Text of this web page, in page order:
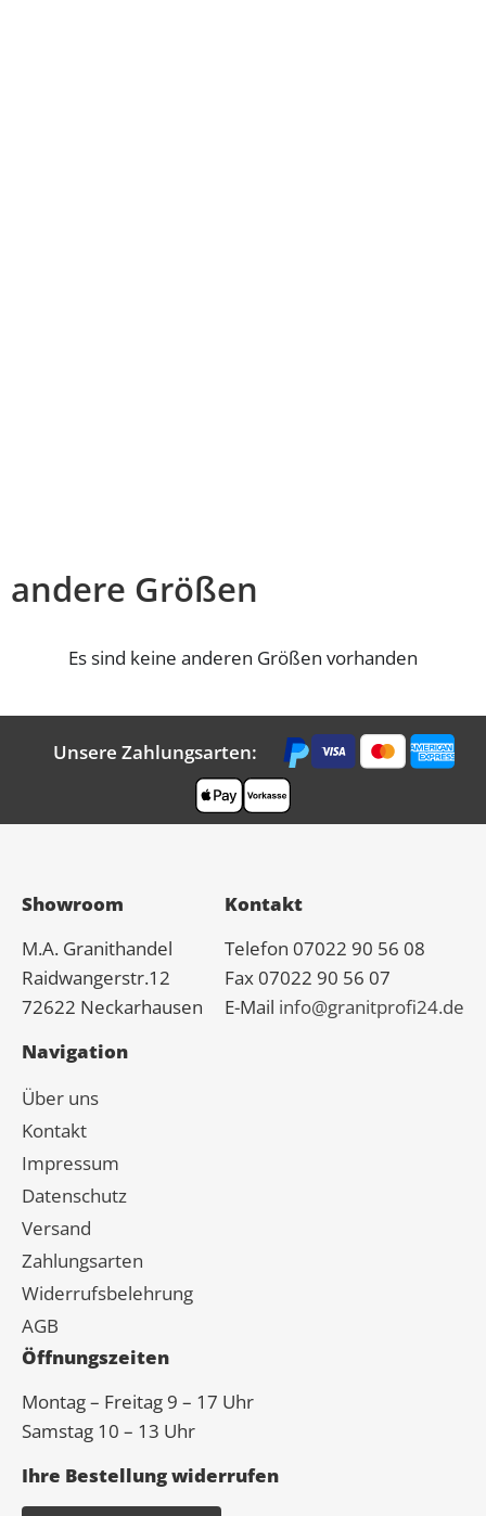
andere Größen
Es sind keine anderen Größen vorhanden
Unsere Zahlungsarten:
Showroom
M.A. Granithandel
Raidwangerstr.12
72622 Neckarhausen
Kontakt
Telefon 07022 90 56 08
Fax 07022 90 56 07
E-Mail info@granitprofi24.de
Navigation
Über uns
Kontakt
Impressum
Datenschutz
Versand
Zahlungsarten
Widerrufsbelehrung
AGB
Öffnungszeiten
Montag – Freitag 9 – 17 Uhr
Samstag 10 – 13 Uhr
Ihre Bestellung widerrufen